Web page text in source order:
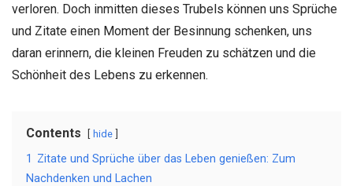
verloren. Doch inmitten dieses Trubels können uns Sprüche
und Zitate einen Moment der Besinnung schenken, uns
daran erinnern, die kleinen Freuden zu schätzen und die
Schönheit des Lebens zu erkennen.
Contents hide
1 Zitate und Sprüche über das Leben genießen: Zum
Nachdenken und Lachen